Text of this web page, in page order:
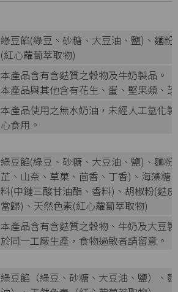
綠豆餡(綠豆、砂糖、大豆油、鹽)、麵
(紅心蘿蔔萃取物)
本產品含有含麩質之穀物及牛奶製品。
本產品與其他含有花生、蛋、堅果類、
本產品使用之無水奶油，未經人工氫化
心食用。
綠豆餡(綠豆、砂糖、大豆油、鹽)、麵
芷、山奈、草菓、茴香、丁香)、海藻糖
料(中鏈三酸甘油酯、香料)、胡椒粉(麩
當歸)、天然色素(紅心蘿蔔萃取物)
本產品含有含麩質之穀物、牛奶及大豆
於同一工廠生產，食物過敏者請留意。
綠豆餡（綠豆、砂糖、大豆油、鹽）、